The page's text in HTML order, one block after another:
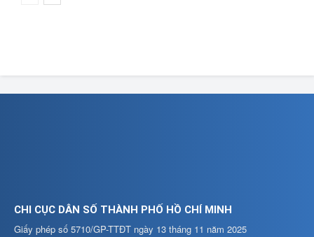
CHI CỤC DÂN SỐ THÀNH PHỐ HỒ CHÍ MINH
Giấy phép số 5710/GP-TTĐT ngày 13 tháng 11 năm 2025